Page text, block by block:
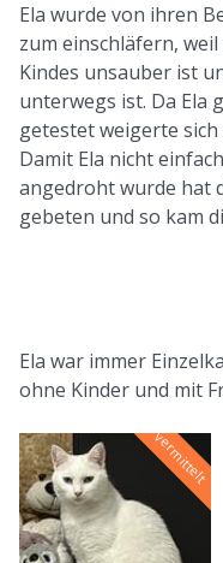
Ela wurde von ihren
zum einschläfern,
Kindes unsauber ist
unterwegs ist. Da Ela
getestet weigerte
Damit Ela nicht
angedroht wurde hat
gebeten und so kam
Ela war immer
ohne Kinder und mit
vermittelt